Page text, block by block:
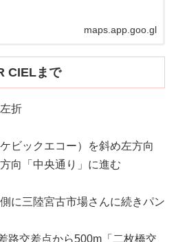
maps.app.goo.gl
CIELまで
折
ビックエコー）を斜め左方向
向「中央通り」に進む
三陸宮古市場さんに続きパン
路交差点から500m「二枚橋交